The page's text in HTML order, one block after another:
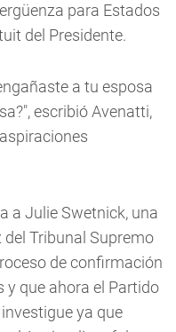
para Estados
del Presidente.
a tu esposa
escribió Avenatti,
a Julie Swetnick, una
Tribunal Supremo
de confirmación
y que ahora el Partido
ya que